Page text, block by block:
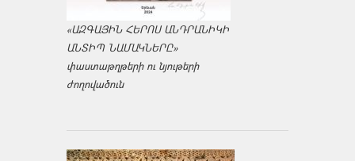
«ԱԶԳԱՅԻՆ ՀԵՐՈՍ ԱՆԴՐԱՆԻԿԻ
ԱՆՏԻՊ ՆԱՄԱԿՆԵՐԸ»
փաստաթղթերի ու նյութերի
ժողովածուն